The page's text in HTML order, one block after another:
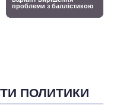
ПОЛИТИКИ